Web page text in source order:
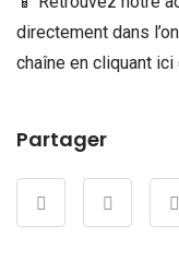
directement dans
chaîne en cliquant
Partager